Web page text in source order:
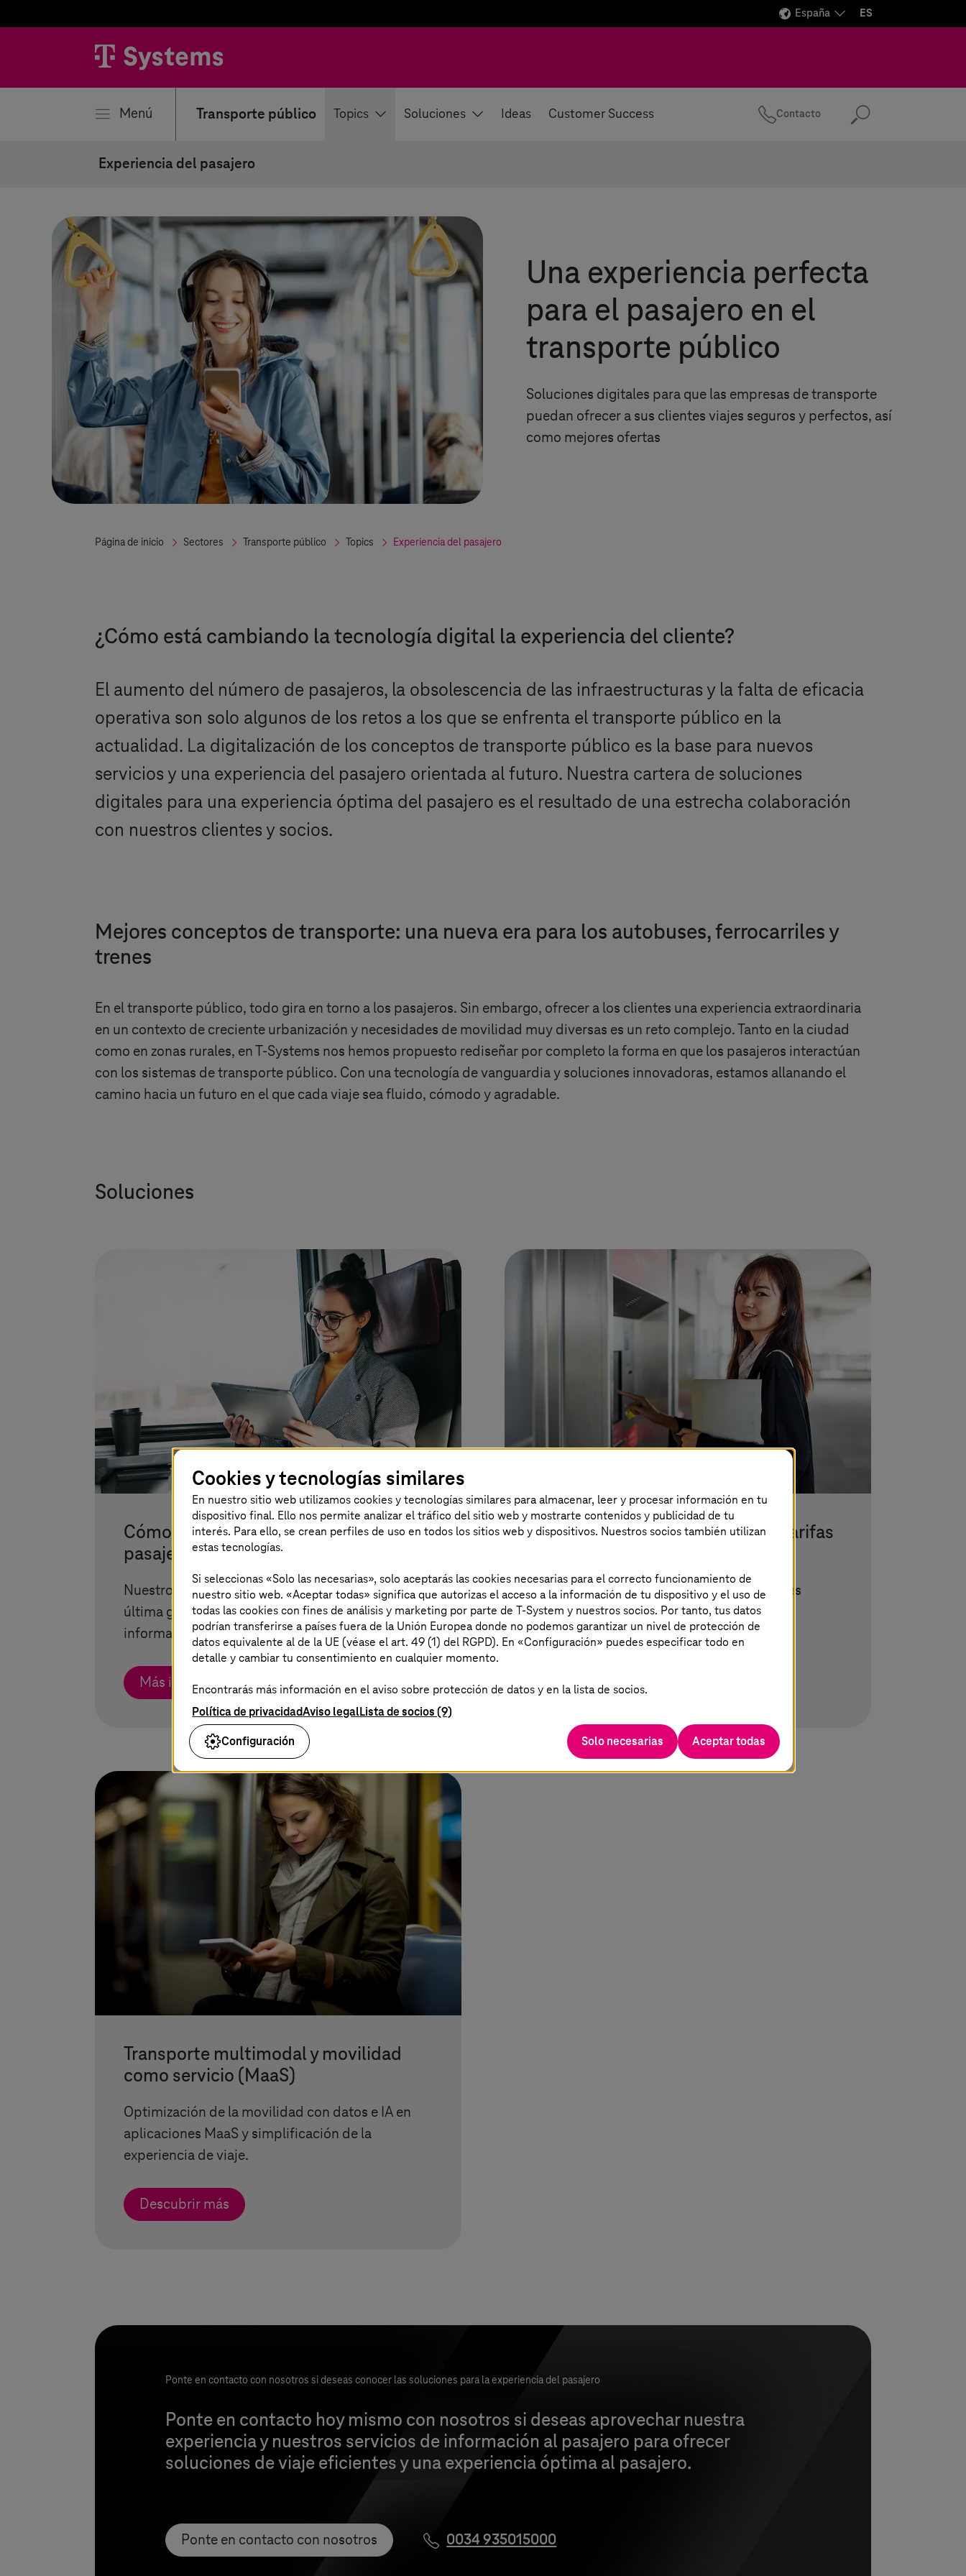
España ES
Menú Transporte público Topics Soluciones Ideas Customer Success Contacto Buscar
Experiencia del pasajero
Una experiencia perfecta
para el pasajero en el
transporte público
Soluciones digitales para que las empresas de transporte
puedan ofrecer a sus clientes viajes seguros y perfectos, así
como mejores ofertas
Página de inicio Sectores Transporte público Topics Experiencia del pasajero
¿Cómo está cambiando la tecnología digital la experiencia del cliente?
El aumento del número de pasajeros, la obsolescencia de las infraestructuras y la falta de eficacia
operativa son solo algunos de los retos a los que se enfrenta el transporte público en la
actualidad. La digitalización de los conceptos de transporte público es la base para nuevos
servicios y una experiencia del pasajero orientada al futuro. Nuestra cartera de soluciones
digitales para una experiencia óptima del pasajero es el resultado de una estrecha colaboración
con nuestros clientes y socios.
Mejores conceptos de transporte: una nueva era para los autobuses, ferrocarriles y
trenes
En el transporte público, todo gira en torno a los pasajeros. Sin embargo, ofrecer a los clientes una experiencia extraordinaria
en un contexto de creciente urbanización y necesidades de movilidad muy diversas es un reto complejo. Tanto en la ciudad
como en zonas rurales, enT-Systems nos hemos propuesto rediseñar por completo la forma en que los pasajeros interactúan
con los sistemas de transporte público. Con una tecnología de vanguardia y soluciones innovadoras, estamos allanando el
camino hacia un futuro en el que cada viaje sea fluido, cómodo y agradable.
Soluciones
Cómo mejorar la experiencia del
pasajero
Nuestros sistemas de infoentretenimiento de
última generación ofrecen entretenimiento e
información durante el trayecto.
Más información
Billete electrónico y gestión de tarifas
Optimización de la seguridad de los billetes
electrónicos y asesoramiento en taquilla.
Más información
Transporte multimodal y movilidad
como servicio (MaaS)
Optimización de la movilidad con datos e IA en
aplicaciones MaaS y simplificación de la
experiencia de viaje.
Descubrir más
Ponte en contacto con nosotros si deseas conocer las soluciones para la experiencia del pasajero
Ponte en contacto hoy mismo con nosotros si deseas aprovechar nuestra
experiencia y nuestros servicios de información al pasajero para ofrecer
soluciones de viaje eficientes y una experiencia óptima al pasajero.
Ponte en contacto con nosotros 0034 935015000
Cookies y tecnologías similares
En nuestro sitio web utilizamos cookies y tecnologías similares para almacenar, leer y procesar información en tu
dispositivo final. Ello nos permite analizar el tráfico del sitio web y mostrarte contenidos y publicidad de tu
interés. Para ello, se crean perfiles de uso en todos los sitios web y dispositivos. Nuestros socios también utilizan
estas tecnologías.
Si seleccionas «Solo las necesarias», solo aceptarás las cookies necesarias para el correcto funcionamiento de
nuestro sitio web. «Aceptar todas» significa que autorizas el acceso a la información de tu dispositivo y el uso de
todas las cookies con fines de análisis y marketing por parte de T-System y nuestros socios. Por tanto, tus datos
podrían transferirse a países fuera de la Unión Europea donde no podemos garantizar un nivel de protección de
datos equivalente al de la UE (véase el art. 49 (1) del RGPD). En «Configuración» puedes especificar todo en
detalle y cambiar tu consentimiento en cualquier momento.
Encontrarás más información en el aviso sobre protección de datos y en la lista de socios.
Política de privacidadAviso legalLista de socios (9)
Configuración
Solo necesarias Aceptar todas